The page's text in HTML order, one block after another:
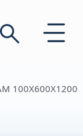
100X600X1200